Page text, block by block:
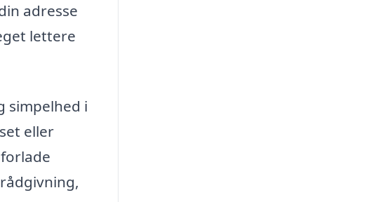
adresse
lettere
simpelhed i
eller